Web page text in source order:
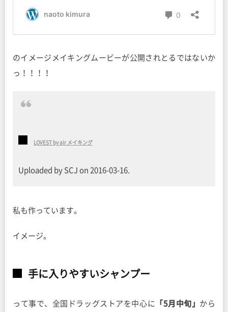
のイメージメイキングムービーが公開されとるではないか
っ！！！！
LOVEST by air メイキング
Uploaded by SCJ on 2016-03-16.
私も作っています。
イメージ。
手に入りやすいシャンプー
って事で、全国ドラッグストアを中心に 「5月中旬」 から